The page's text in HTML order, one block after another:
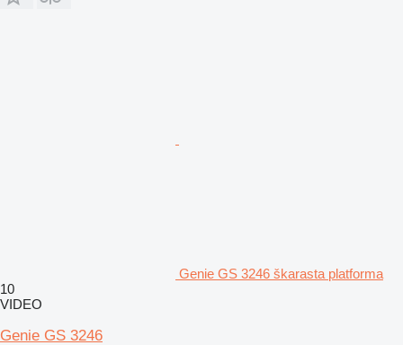
Genie GS 3246 škarasta platforma
10
VIDEO
Genie GS 3246